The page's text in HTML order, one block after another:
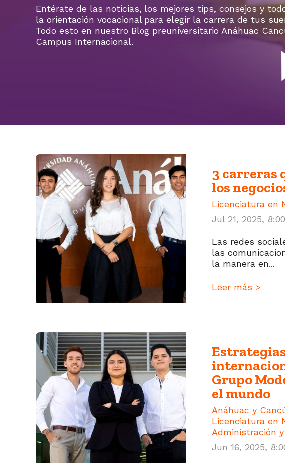
Entérate de las noticias, los mejores tips, consejos y
la orientación vocacional para elegir la carrera de tus
Todo esto en nuestro Blog preuniversitario Anáhuac
Campus Internacional.
3 carreras
los
Licenciatura en
Jul 21, 2025,
Las redes
las
la manera en...
Leer más >
Grupo
el mundo
Anáhuac y
Licenciatura en
Administración
Jun 16, 2025,